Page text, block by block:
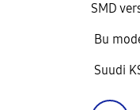
SMD
Bu
Suudi